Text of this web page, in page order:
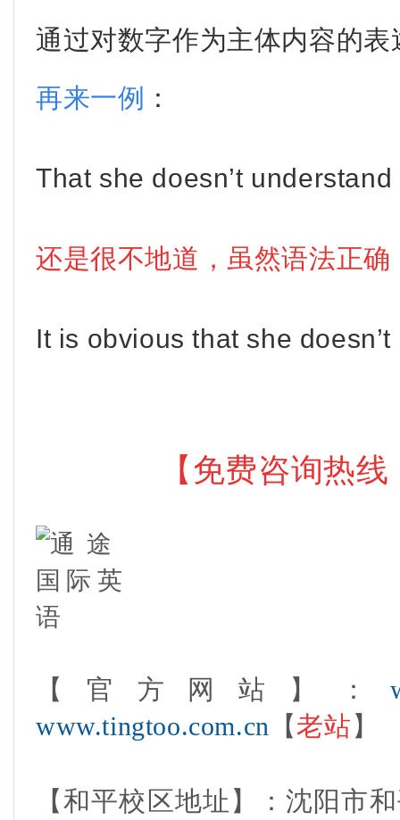
通过对数字作为主体内容的
再来一例
：
That she doesn’t
还是很不地道，虽然语法正确
It is obvious that she
【免费咨询热
【官方网站】：
www.tingtoo.com.cn 【老站 】
【和平校区地址】：沈阳市